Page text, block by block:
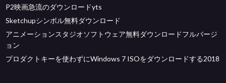
P2映画急流のダウンロードyts
Sketchupシンボル無料ダウンロード
アニメーションスタジオソフトウェア無料ダウンロードフルバージ
ョン
プロダクトキーを使わずにWindows 7 ISOをダウンロードする2018